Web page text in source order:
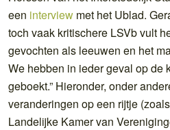
een interview met het Ublad.
toch vaak kritischere LSVb vult
gevochten als leeuwen en het
We hebben in ieder geval op de
geboekt.” Hieronder, onder
veranderingen op een rijtje
Landelijke Kamer van